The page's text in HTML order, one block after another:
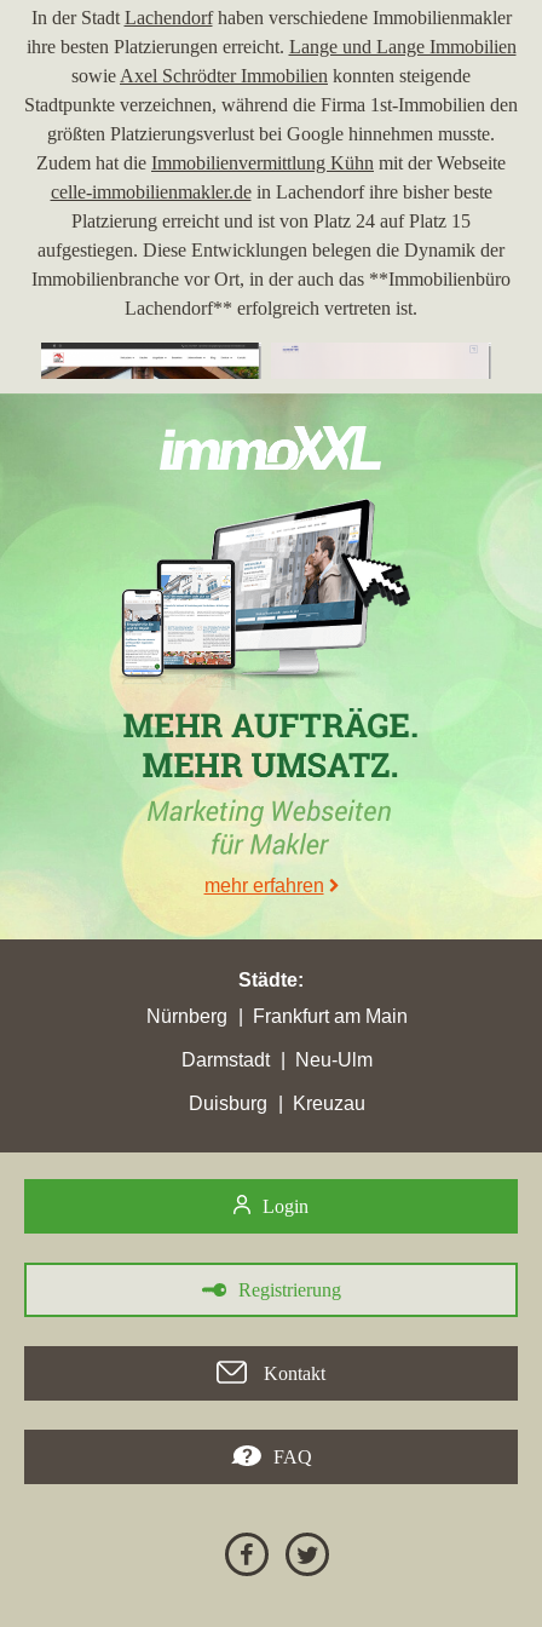
In der Stadt Lachendorfhaben verschiedene Immobilienmakler
ihre besten Platzierungen erreicht. Lange und Lange Immobilien
sowie Axel Schrödter Immobilien konnten steigende
Stadtpunkte verzeichnen, während die Firma 1st-Immobilien den
größten Platzierungsverlust bei Google hinnehmen musste.
Zudem hat die Immobilienvermittlung Kühn mit der Webseite
celle-immobilienmakler.dein Lachendorf ihre bisher beste
Platzierung erreicht und ist von Platz 24 auf Platz 15
aufgestiegen. Diese Entwicklungen belegen die Dynamik der
Immobilienbranche vor Ort, in der auch das **Immobilienbüro
Lachendorf** erfolgreich vertreten ist.
30.06.2026
SÜDHEIDE eG Wohnungsbaugenossenschaft
Celle, hat inBad Fallingbostel
Lachendorferhebliche Punktverluste erlitten. Währenddessen
erreichte die Immobilienfirma
Makler, das Unternehmen difep.immobilien, hatte ebenfalls mit
Verlusten in Lachendorf zu kämpfen. Der Wohnungsverkauf in
Maklerbüros sowohl Platzierungen als auch Stadtpunkte
verloren haben.
30.05.2026
mehr erfahren
Städte:
Nürnberg
Frankfurt am Main
Darmstadt Neu-Ulm
Duisburg Kreuzau
Login
Registrierung
Kontakt
FAQ